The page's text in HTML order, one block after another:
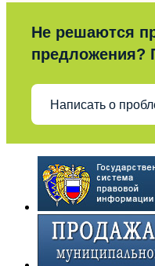
Не решаются
предложения?
Написать о